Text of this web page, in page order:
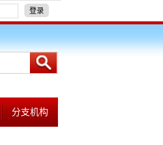
登录
分支机构